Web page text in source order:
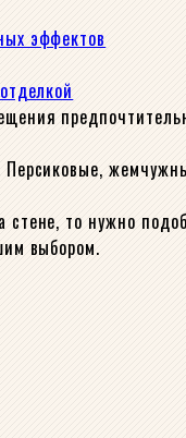
эффектов
то нужно
выбором.